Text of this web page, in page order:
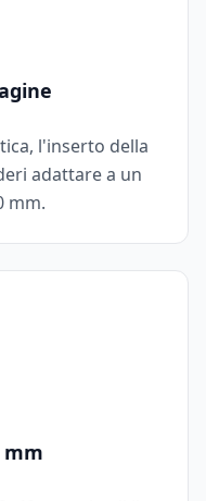
l'inserto della
adattare a un
mm.
mm